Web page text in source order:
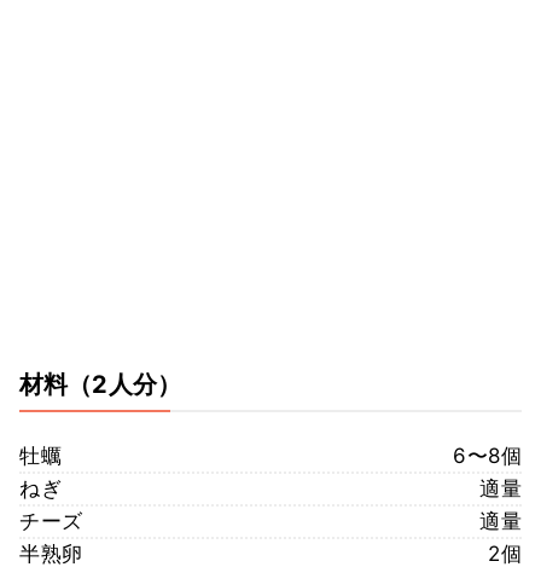
材料（2人分）
牡蠣
6〜8個
ねぎ
適量
チーズ
適量
半熟卵
2個